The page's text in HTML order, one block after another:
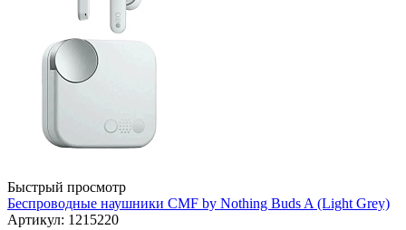
Быстрый просмотр
Беспроводные наушники CMF by Nothing Buds A (Light Grey)
Артикул: 1215220